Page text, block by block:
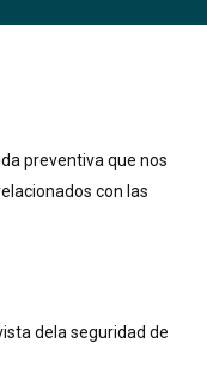
preventiva que nos
con las
dela seguridad de